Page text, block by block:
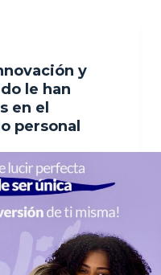
y
le han
en el
personal